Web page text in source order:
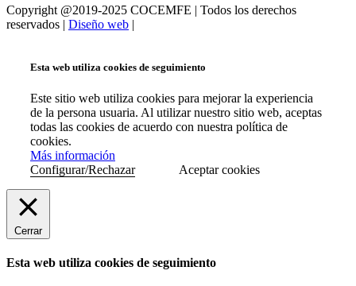
Copyright @2019-2025 COCEMFE | Todos los derechos
reservados | Diseño web |
Esta web utiliza cookies de seguimiento
Este sitio web utiliza cookies para mejorar la experiencia
de la persona usuaria. Al utilizar nuestro sitio web, aceptas
todas las cookies de acuerdo con nuestra política de
cookies.
Más información
Configurar/Rechazar
Aceptar cookies
Cerrar
Esta web utiliza cookies de seguimiento